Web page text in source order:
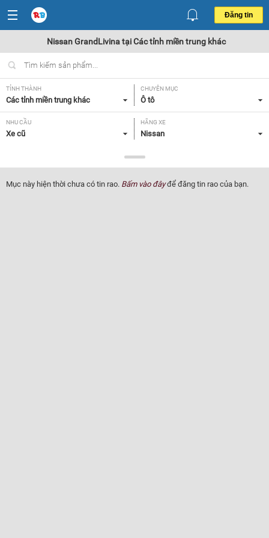
Đăng tin
Nissan GrandLivina tại Các tỉnh miền trung khác
TỈNH THÀNH
Các tỉnh miền trung khác
CHUYÊN MỤC
Ô tô
NHU CẦU
Xe cũ
HÃNG XE
Nissan
GrandLivina
NĂM SẢN XUẤT
Tất cả
GIÁ XE XUẤT XỨ
Mục này hiện thời chưa có tin rao. Bấm vào đâyđể đăng tin rao của bạn.